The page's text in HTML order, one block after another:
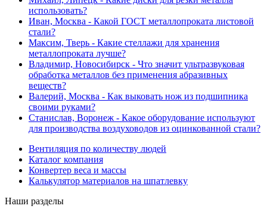
использовать?
Иван, Москва - Какой ГОСТ металлопроката листовой
стали?
Максим, Тверь - Какие стеллажи для хранения
металлопроката лучше?
Владимир, Новосибирск - Что значит ультразвуковая
обработка металлов без применения абразивных
веществ?
Валерий, Москва - Как выковать нож из подшипника
своими руками?
Станислав, Воронеж - Какое оборудование используют
для производства воздуховодов из оцинкованной стали?
Вентиляция по количеству людей
Каталог компания
Конвертер веса и массы
Калькулятор материалов на шпатлевку
Наши разделы